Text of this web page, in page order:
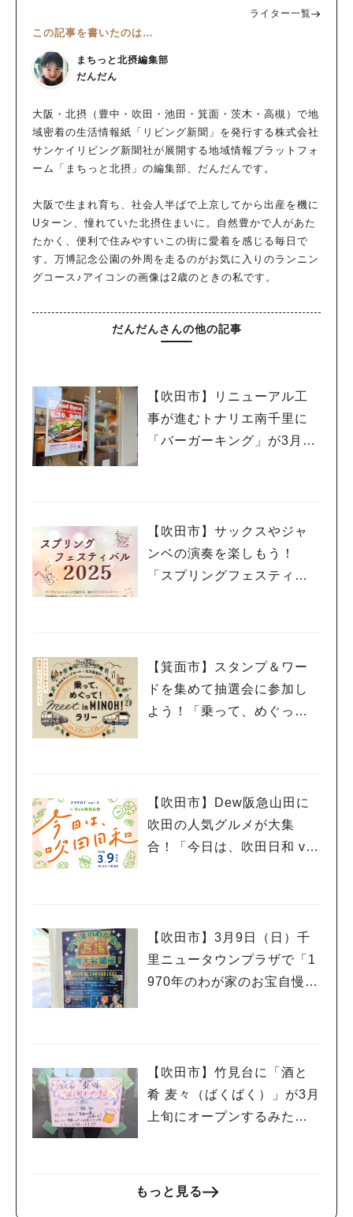
ライター一覧
この記事を書いたのは…
まちっと北摂編集部
だんだん
大阪・北摂（豊中・吹田・池田・箕面・茨木・高槻）で地
域密着の生活情報紙「リビング新聞」を発行する株式会社
サンケイリビング新聞社が展開する地域情報プラットフォ
ーム「まちっと北摂」の編集部、だんだんです。
大阪で生まれ育ち、社会人半ばで上京してから出産を機に
Uターン、憧れていた北摂住まいに。自然豊かで人があた
たかく、便利で住みやすいこの街に愛着を感じる毎日で
す。万博記念公園の外周を走るのがお気に入りのランニン
グコース♪アイコンの画像は2歳のときの私です。
だんだんさんの他の記事
【吹田市】リニューアル工
事が進むトナリエ南千里に
「バーガーキング」が3月20
【吹田市】サックスやジャ
ンベの演奏を楽しもう！
「スプリングフェスティバ
【箕面市】スタンプ＆ワー
ドを集めて抽選会に参加し
よう！「乗って、めぐっ
【吹田市】Dew阪急山田に
吹田の人気グルメが大集
合！「今日は、吹田日和 vo
【吹田市】3月9日（日）千
里ニュータウンプラザで「1
970年のわが家のお宝自慢大
【吹田市】竹見台に「酒と
肴 麦々（ばくばく）」が3月
上旬にオープンするみた
もっと見る